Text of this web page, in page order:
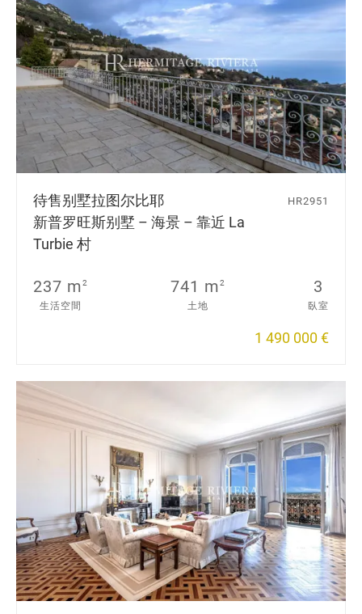
待售别墅拉图尔比耶
新普罗旺斯别墅 – 海景 – 靠近 La
Turbie 村
HR2951
237 m2
生活空間
741 m2
土地
3
臥室
1 490 000 €